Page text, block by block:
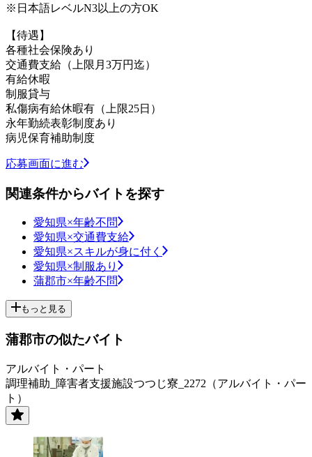
※日本語レベルN3以上の方OK
【待遇】
各種社会保険あり
交通費支給（上限月3万円迄）
有給休暇
制服貸与
私傷病有給休暇有（上限25日）
永年勤続表彰制度あり
病児保育補助制度
応募画面に進む
関連条件からバイトを探す
愛知県×年齢不問
愛知県×交通費支給
愛知県×スキルが身に付く
愛知県×制服あり
蒲郡市×年齢不問
もっと見る
蒲郡市の似たバイト
アルバイト・パート
調理補助_障害者支援施設つつじ寮_2272（アルバイト・パー
ト）